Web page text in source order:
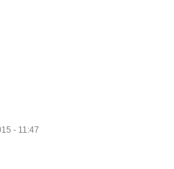
- 11:47